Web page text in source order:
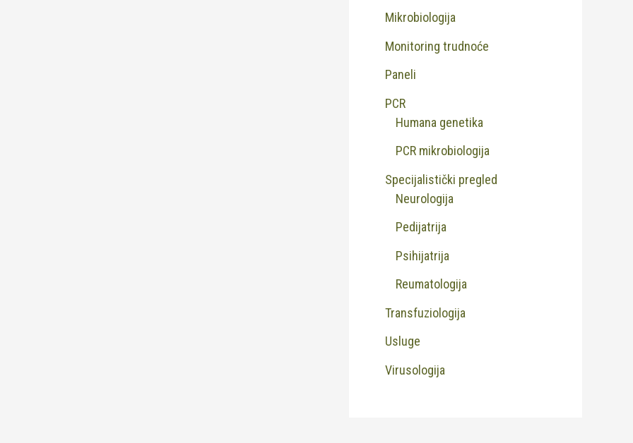
Mikrobiologija
Monitoring trudnoće
Paneli
PCR
Humana genetika
PCR mikrobiologija
Specijalistički pregled
Neurologija
Pedijatrija
Psihijatrija
Reumatologija
Transfuziologija
Usluge
Virusologija